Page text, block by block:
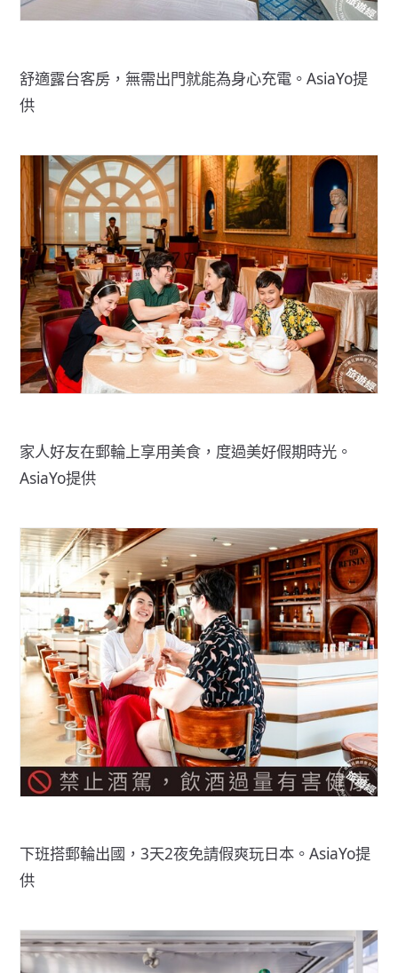
舒適露台客房，無需出門就能為身心充電。AsiaYo提
供
家人好友在郵輪上享用美食，度過美好假期時光。
AsiaYo提供
下班搭郵輪出國，3天2夜免請假爽玩日本。AsiaYo提
供